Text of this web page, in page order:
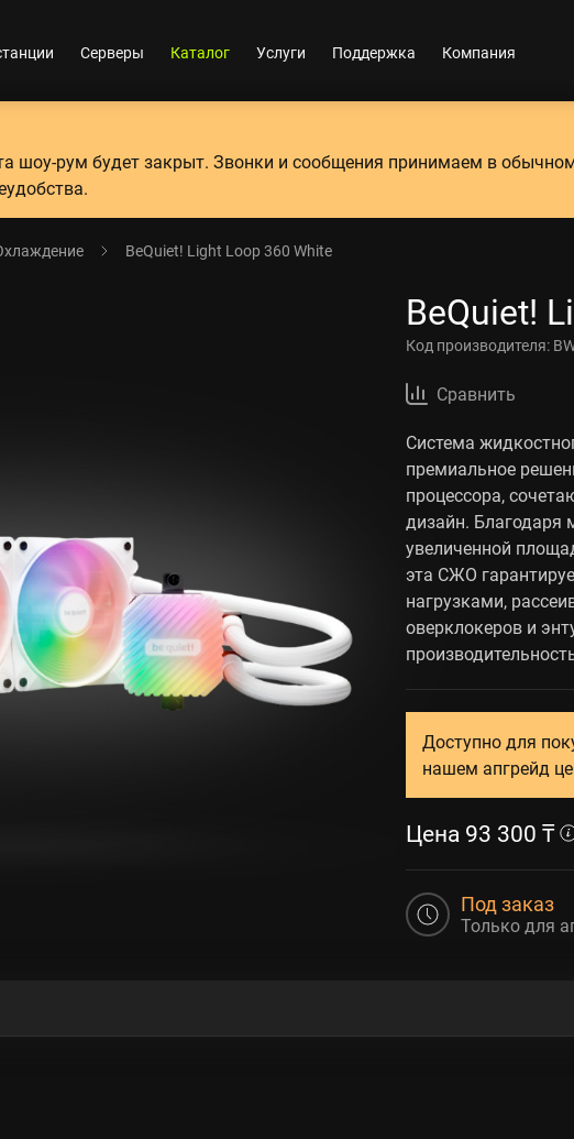
Серверы Каталог Услуги Поддержка Компания
шоу-рум будет закрыт. Звонки и сообщения принимаем в
BeQuiet! Light Loop 360 White
BeQuiet!
Код производителя:
Сравнить
Система
премиальное
процессора,
дизайн.
увеличенной
эта СЖО
нагрузками,
оверклокеров и
Доступно для
нашем апгрейд
Цена 93 300 ₸
Под заказ
Только для